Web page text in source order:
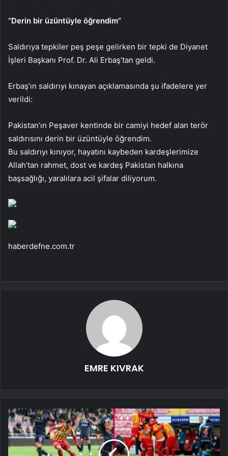
“Derin bir üzüntüyle öğrendim”
Saldırıya tepkiler peş peşe gelirken bir tepki de Diyanet
İşleri Başkanı Prof. Dr. Ali Erbaş’tan geldi.
Erbaş’ın saldırıyı kınayan açıklamasında şu ifadelere yer
verildi:
Pakistan’ın Peşaver kentinde bir camiyi hedef alan terör
saldırısını derin bir üzüntüyle öğrendim.
Bu saldırıyı kınıyor, hayatını kaybeden kardeşlerimize
Allah’tan rahmet, dost ve kardeş Pakistan halkına
başsağlığı, yaralılara acil şifalar diliyorum.
haberdefne.com.tr
EMRE KIVRAK